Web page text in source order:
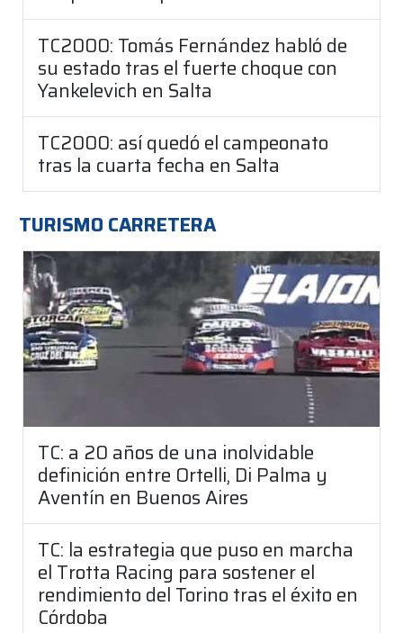
TC2000: Tomás Fernández habló de
su estado tras el fuerte choque con
Yankelevich en Salta
TC2000: así quedó el campeonato
tras la cuarta fecha en Salta
TURISMO CARRETERA
TC: a 20 años de una inolvidable
definición entre Ortelli, Di Palma y
Aventín en Buenos Aires
TC: la estrategia que puso en marcha
el Trotta Racing para sostener el
rendimiento del Torino tras el éxito en
Córdoba